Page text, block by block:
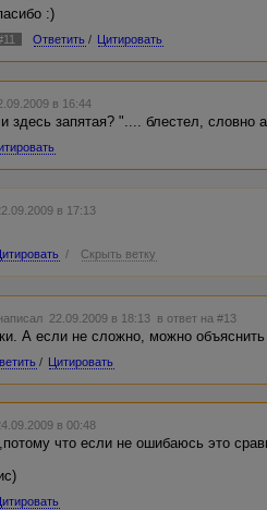
:)
Ответить / Цитировать
в 16:44
здесь запятая? ".... блестел, словно
в 17:13
/ Скрыть ветку
22.09.2009 в 18:13 в ответ на #13
А если не сложно, можно
/ Цитировать
в 00:48
что если не ошибаюсь это
Цитировать